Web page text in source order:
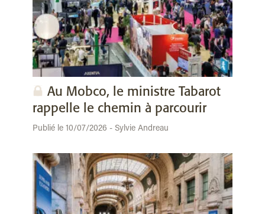
Au Mobco, le ministre Tabarot
rappelle le chemin à parcourir
Publié le 10/07/2026 - Sylvie Andreau